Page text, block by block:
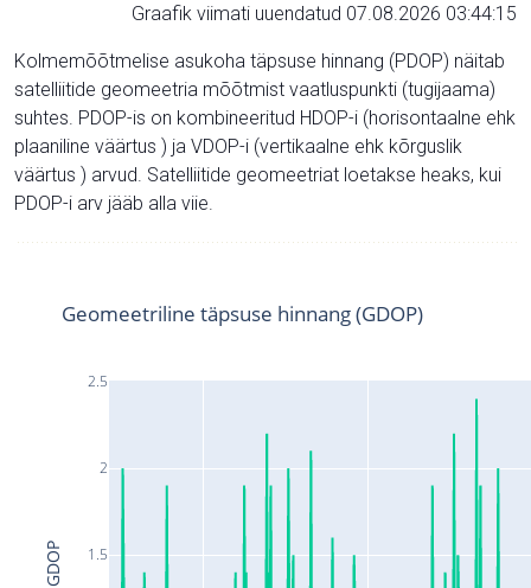
Graafik viimati uuendatud 07.08.2026 03:44:15
Kolmemõõtmelise asukoha täpsuse hinnang (PDOP) näitab
satelliitide geomeetria mõõtmist vaatluspunkti (tugijaama)
suhtes. PDOP-is on kombineeritud HDOP-i (horisontaalne ehk
plaaniline väärtus ) ja VDOP-i (vertikaalne ehk kõrguslik
väärtus ) arvud. Satelliitide geomeetriat loetakse heaks, kui
PDOP-i arv jääb alla viie.
1.5
2
2.5
Geomeetriline täpsuse hinnang (GDOP)
GDOP